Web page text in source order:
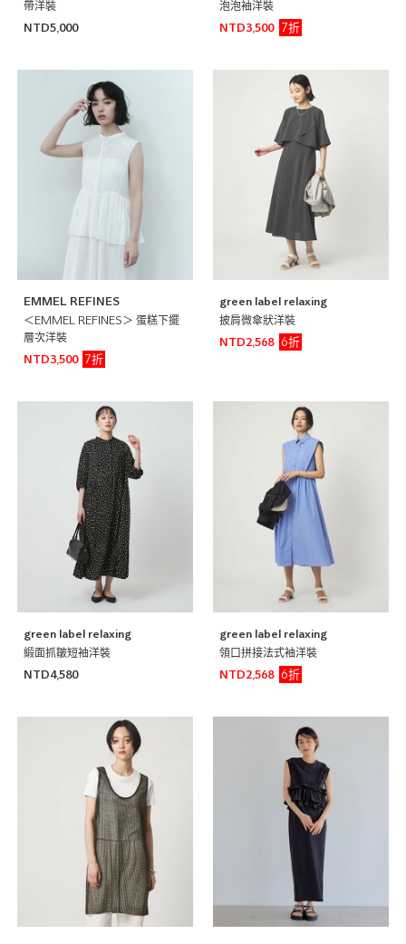
帶洋裝
NTD5,000
泡泡袖洋裝
NTD3,500
7折
EMMEL REFINES
＜EMMEL REFINES＞ 蛋糕下擺
層次洋裝
NTD3,500
7折
green label relaxing
披肩微傘狀洋裝
NTD2,568
6折
green label relaxing
緞面抓皺短袖洋裝
NTD4,580
green label relaxing
領口拼接法式袖洋裝
NTD2,568
6折